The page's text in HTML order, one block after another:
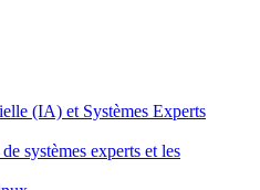
(IA) et Systèmes Experts
systèmes experts et les